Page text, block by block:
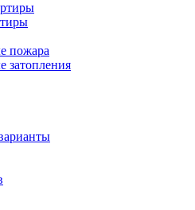
пожара
затопления